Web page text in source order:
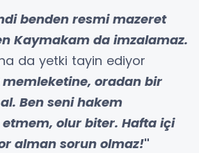
benden resmi mazeret
Kaymakam da imzalamaz.
da yetki tayin ediyor
memleketine, oradan bir
Ben seni hakem
olur biter. Hafta içi
alman sorun olmaz!"